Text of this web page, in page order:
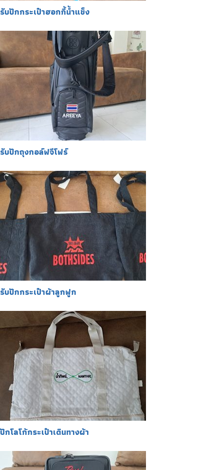
รับปักกระเป๋าฮอกกี้น้ำแข็ง
รับปักถุงกอล์ฟจีโฟร์
รับปักกระเป๋าผ้าลูกฟูก
ปักโลโก้กระเป๋าเดินทางผ้า